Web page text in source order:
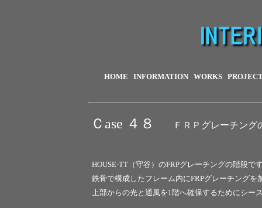
HOME INFORMATION WORKS
Ｃase ４８ ＦＲＰグレーチング
HOUSE-TT（守谷）のFRPグレーチングの階段で
鉄骨で構成したフレーム内にFRPグレーチング
上部からの光と通風を1階へ確保するためにシー